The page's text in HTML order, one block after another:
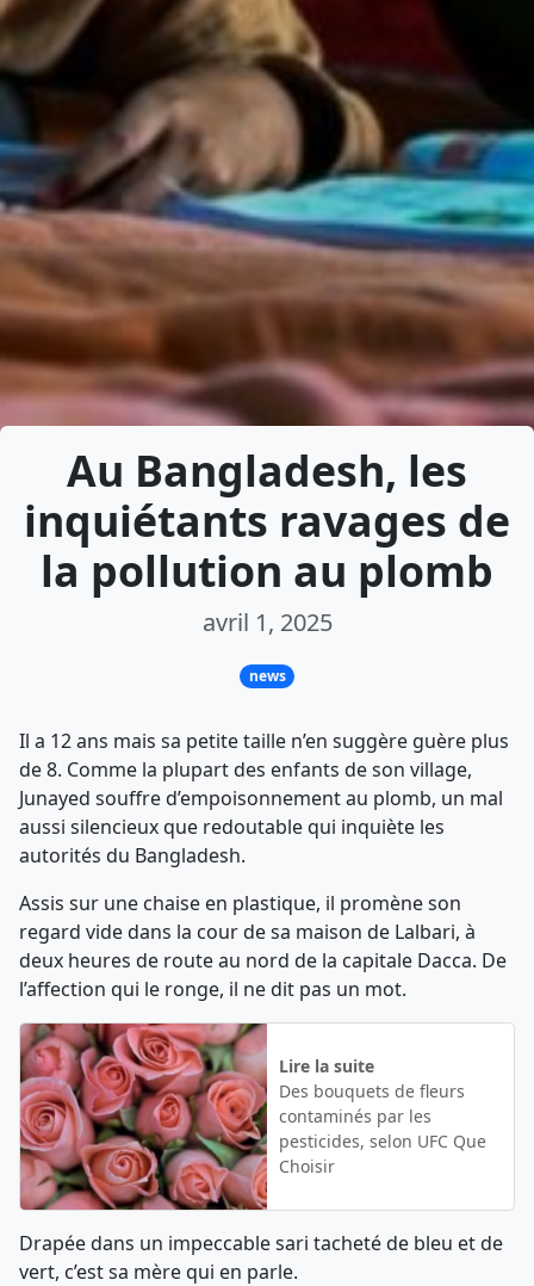
Au Bangladesh, les
inquiétants ravages de
la pollution au plomb
avril 1, 2025
news
Il a 12 ans mais sa petite taille n’en suggère guère plus
de 8. Comme la plupart des enfants de son village,
Junayed souffre d’empoisonnement au plomb, un mal
aussi silencieux que redoutable qui inquiète les
autorités du Bangladesh.
Assis sur une chaise en plastique, il promène son
regard vide dans la cour de sa maison de Lalbari, à
deux heures de route au nord de la capitale Dacca. De
l’affection qui le ronge, il ne dit pas un mot.
Lire la suite
Des bouquets de fleurs
contaminés par les
pesticides, selon UFC Que
Choisir
Drapée dans un impeccable sari tacheté de bleu et de
vert, c’est sa mère qui en parle.